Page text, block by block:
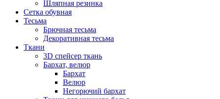
Шляпная резинка
Сетка обувная
Тесьма
Брючная тесьма
Декоративная тесьма
Ткани
3D спейсер ткань
Бархат, велюр
Бархат
Велюр
Негорючий бархат